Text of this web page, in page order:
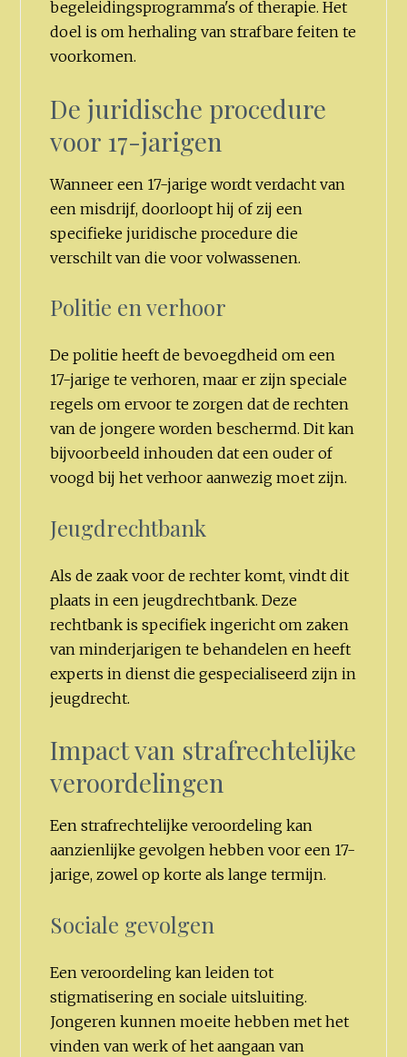
begeleidingsprogramma's of therapie. Het
doel is om herhaling van strafbare feiten te
voorkomen.
De juridische procedure
voor 17-jarigen
Wanneer een 17-jarige wordt verdacht van
een misdrijf, doorloopt hij of zij een
specifieke juridische procedure die
verschilt van die voor volwassenen.
Politie en verhoor
De politie heeft de bevoegdheid om een
17-jarige te verhoren, maar er zijn speciale
regels om ervoor te zorgen dat de rechten
van de jongere worden beschermd. Dit kan
bijvoorbeeld inhouden dat een ouder of
voogd bij het verhoor aanwezig moet zijn.
Jeugdrechtbank
Als de zaak voor de rechter komt, vindt dit
plaats in een jeugdrechtbank. Deze
rechtbank is specifiek ingericht om zaken
van minderjarigen te behandelen en heeft
experts in dienst die gespecialiseerd zijn in
jeugdrecht.
Impact van strafrechtelijke
veroordelingen
Een strafrechtelijke veroordeling kan
aanzienlijke gevolgen hebben voor een 17-
jarige, zowel op korte als lange termijn.
Sociale gevolgen
Een veroordeling kan leiden tot
stigmatisering en sociale uitsluiting.
Jongeren kunnen moeite hebben met het
vinden van werk of het aangaan van